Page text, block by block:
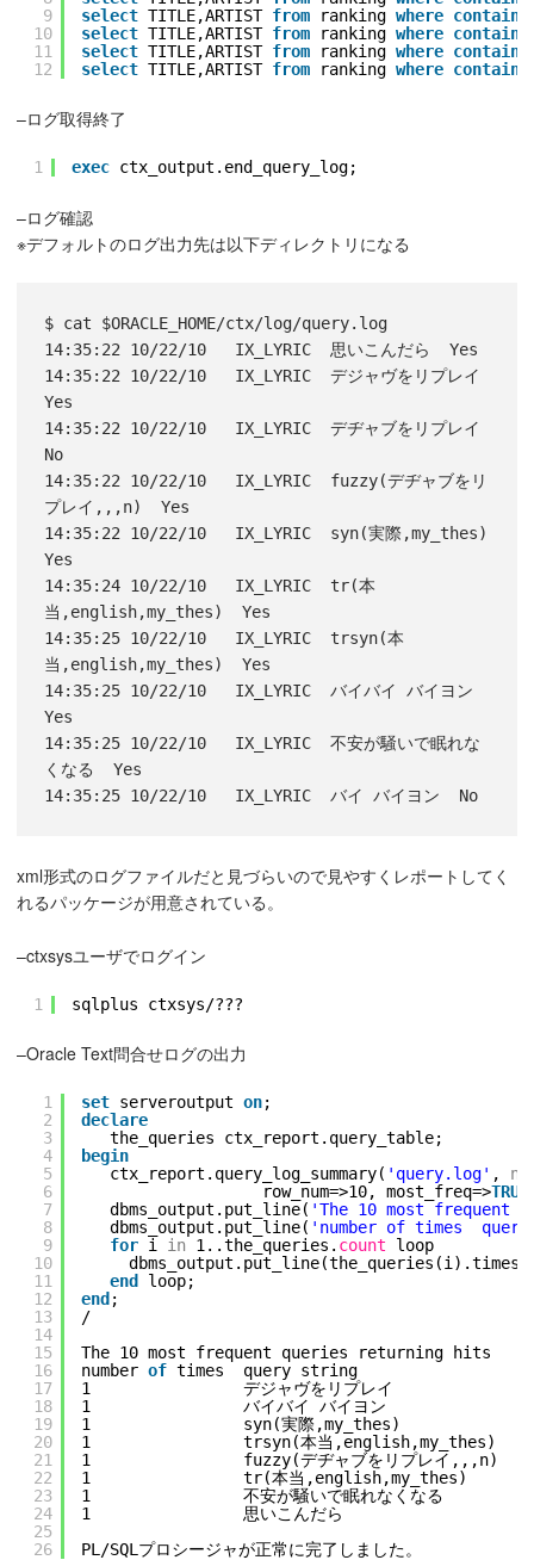
9
10
11
12
select TITLE,ARTIST from ranking where contains
select TITLE,ARTIST from ranking where contains
select TITLE,ARTIST from ranking where contains
select TITLE,ARTIST from ranking where contains
–ログ取得終了
1 exec ctx_output.end_query_log;
–ログ確認
※デフォルトのログ出力先は以下ディレクトリになる
$ cat $ORACLE_HOME/ctx/log/query.log
14:35:22 10/22/10   IX_LYRIC  思いこんだら  Yes
14:35:22 10/22/10   IX_LYRIC  デジャヴをリプレイ
Yes
14:35:22 10/22/10   IX_LYRIC  デヂャブをリプレイ
No
14:35:22 10/22/10   IX_LYRIC  fuzzy(デヂャブをリ
プレイ,,,n)  Yes
14:35:22 10/22/10   IX_LYRIC  syn(実際,my_thes)
Yes
14:35:24 10/22/10   IX_LYRIC  tr(本
当,english,my_thes)  Yes
14:35:25 10/22/10   IX_LYRIC  trsyn(本
当,english,my_thes)  Yes
14:35:25 10/22/10   IX_LYRIC  バイバイ バイヨン
Yes
14:35:25 10/22/10   IX_LYRIC  不安が騒いで眠れな
くなる  Yes
14:35:25 10/22/10   IX_LYRIC  バイ バイヨン  No
xml形式のログファイルだと見づらいので見やすくレポートしてく
れるパッケージが用意されている。
–ctxsysユーザでログイン
1 sqlplus ctxsys/???
–Oracle Text問合せログの出力
1
2
3
4
5
6
7
8
9
10
11
12
13
14
15
16
17
18
19
20
21
22
23
24
25
26
set serveroutput on;
declare
the_queries ctx_report.query_table;
begin
ctx_report.query_log_summary( 'query.log' ,
row_num=>10, most_freq=>TRUE
dbms_output.put_line( 'The 10 most frequent
dbms_output.put_line( 'number of times
for i in 1..the_queries. count
loop
end
loop;
end ;
/
The 10 most frequent queries returning hits
number of times  query string
1                デジャヴをリプレイ
1                バイバイ バイヨン
1                syn(実際,my_thes)
1                trsyn(本当,english,my_thes)
1                fuzzy(デヂャブをリプレイ,,,n)
1                tr(本当,english,my_thes)
1                不安が騒いで眠れなくなる
1                思いこんだら
PL/SQLプロシージャが正常に完了しました。